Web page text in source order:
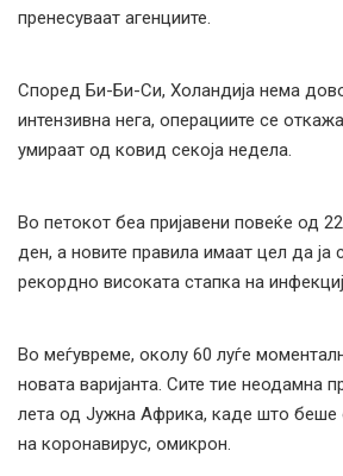
пренесуваат агенциите.
Според Би-Би-Си, Холандија нема
интензивна нега, операциите се
умираат од ковид секоја недела.
Во петокот беа пријавени повеќе од
ден, а новите правила имаат цел да ја
рекордно високата стапка на
Во меѓувреме, околу 60 луѓе
новата варијанта. Сите тие неодамна
лета од Јужна Африка, каде што беше
на коронавирус, омикрон.